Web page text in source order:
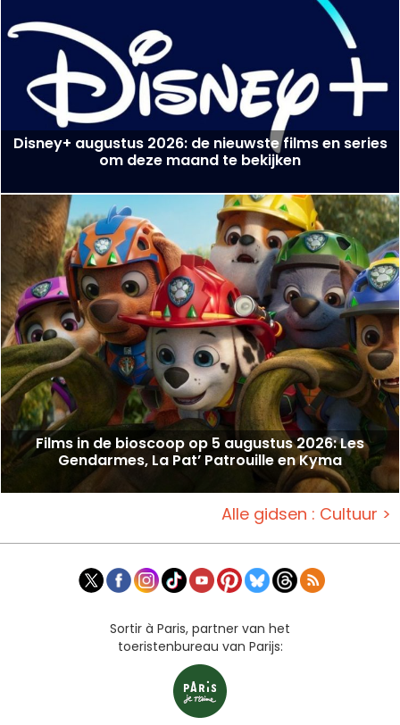
Disney+ augustus 2026: de nieuwste films en series
om deze maand te bekijken
Films in de bioscoop op 5 augustus 2026: Les
Gendarmes, La Pat’ Patrouille en Kyma
Alle gidsen : Cultuur >
Sortir à Paris, partner van het
toeristenbureau van Parijs: